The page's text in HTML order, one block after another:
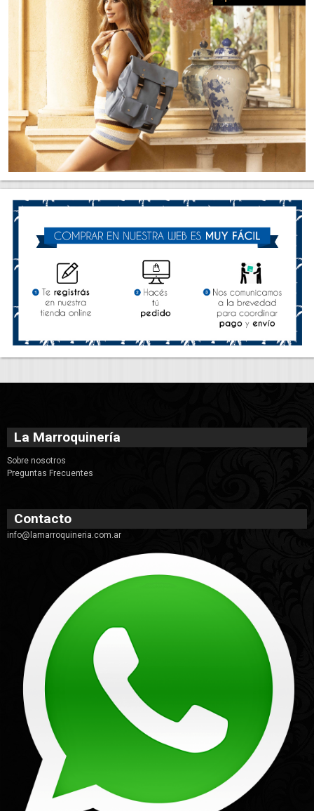
La Marroquinería
Sobre nosotros
Preguntas Frecuentes
Contacto
info@lamarroquineria.com.ar